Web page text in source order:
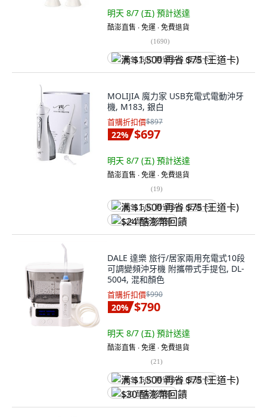
明天 8/7 (五) 預計送達
酷澎直售 ∙ 免運 ∙ 免費退貨
(1690)
满 $1,500 再省 $75 (王道卡)
MOLIJIA 魔力家 USB充電式電動沖牙
機, M183, 銀白
首購折扣價$897
22% $697
明天 8/7 (五) 預計送達
酷澎直售 ∙ 免運 ∙ 免費退貨
(19)
满 $1,500 再省 $75 (王道卡)
$24 酷澎幣回饋
DALE 達樂 旅行/居家兩用充電式10段
可調變頻沖牙機 附攜帶式手提包, DL-
5004, 混和顏色
首購折扣價$990
20% $790
明天 8/7 (五) 預計送達
酷澎直售 ∙ 免運 ∙ 免費退貨
(21)
满 $1,500 再省 $75 (王道卡)
$30 酷澎幣回饋